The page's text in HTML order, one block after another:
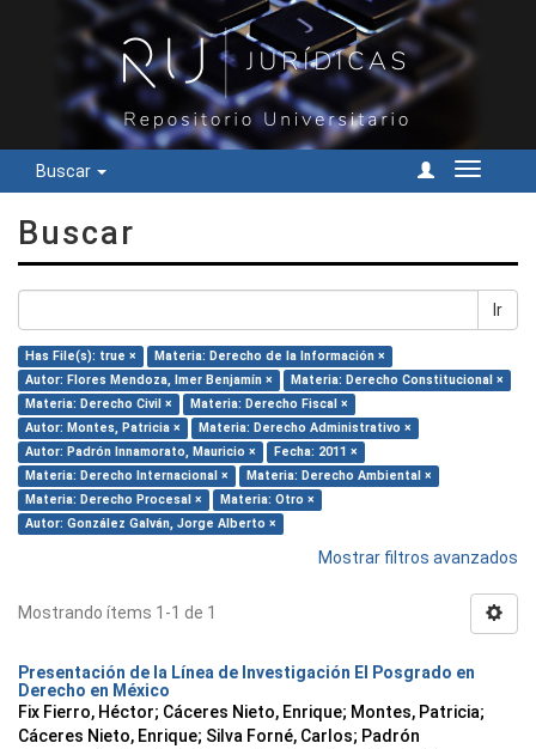
Buscar
Cambiar
Buscar
Ir
Has File(s): true ×
Materia: Derecho de la Información ×
Autor: Flores Mendoza, Imer Benjamín ×
Materia: Derecho Constitucional ×
Materia: Derecho Civil ×
Materia: Derecho Fiscal ×
Autor: Montes, Patricia ×
Materia: Derecho Administrativo ×
Autor: Padrón Innamorato, Mauricio ×
Fecha: 2011 ×
Materia: Derecho Internacional ×
Materia: Derecho Ambiental ×
Materia: Derecho Procesal ×
Materia: Otro ×
Autor: González Galván, Jorge Alberto ×
Mostrar filtros avanzados
Mostrando ítems 1-1 de 1
Presentación de la Línea de Investigación El Posgrado en
Derecho en México
Fix Fierro, Héctor; Cáceres Nieto, Enrique; Montes, Patricia;
Cáceres Nieto, Enrique; Silva Forné, Carlos; Padrón